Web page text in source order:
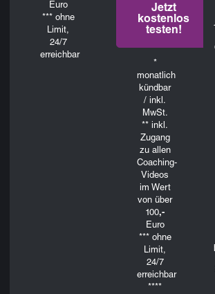
Euro
*** ohne
Limit,
24/7
erreichbar
Jetzt
kostenlos
testen!
*
monatlich
kündbar
/ inkl.
MwSt.
** inkl.
Zugang
zu allen
Coaching-
Videos
im Wert
von über
100,-
Euro
*** ohne
Limit,
24/7
erreichbar
****